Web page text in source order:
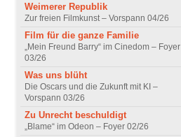
Weimerer Republik
Zur freien Filmkunst – Vorspann 04/26
Film für die ganze Familie
„Mein Freund Barry“ im Cinedom – Foyer
03/26
Was uns blüht
Die Oscars und die Zukunft mit KI –
Vorspann 03/26
Zu Unrecht beschuldigt
„Blame“ im Odeon – Foyer 02/26